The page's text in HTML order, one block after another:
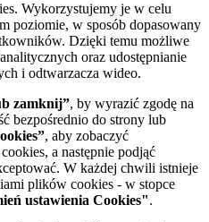
Wykorzystujemy je w celu
poziomie, w sposób dopasowany
Dzięki temu możliwe
oraz udostępnianie
i odtwarzacza wideo.
zamknij”, by wyrazić zgodę na
bezpośrednio do strony lub
, aby zobaczyć
a następnie podjąć
W każdej chwili istnieje
plików cookies - w stopce
ustawienia Cookies".